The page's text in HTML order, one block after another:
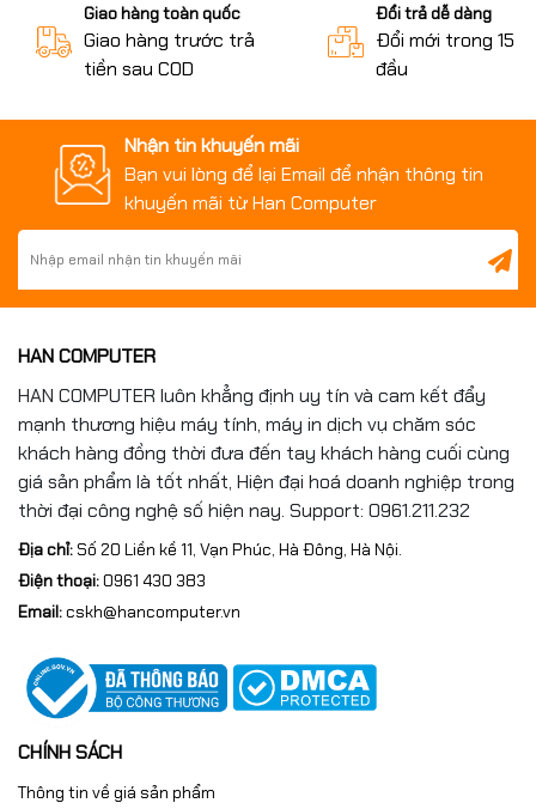
Phím, chuột Kèm bàn phím, chuột
Giao hàng toàn quốc
Giao hàng trước trả
tiền sau COD
Đổi trả dễ dàng
Đổi mới trong 15
đầu
Nhận tin khuyến mãi
Bạn vui lòng để lại Email để nhận thông tin
khuyến mãi từ Han Computer
HAN COMPUTER
HAN COMPUTER luôn khẳng định uy tín và cam kết đẩy
mạnh thương hiệu máy tính, máy in dịch vụ chăm sóc
khách hàng đồng thời đưa đến tay khách hàng cuối cùng
giá sản phẩm là tốt nhất, Hiện đại hoá doanh nghiệp trong
thời đại công nghệ số hiện nay. Support: 0961.211.232
Địa chỉ:Số 20 Liền kề 11, Vạn Phúc, Hà Đông, Hà Nội.
Điện thoại:0961 430 383
Email:cskh@hancomputer.vn
CHÍNH SÁCH
Thông tin về giá sản phẩm